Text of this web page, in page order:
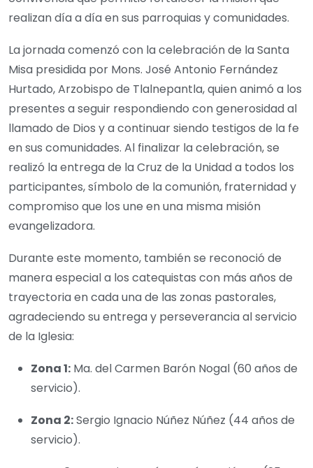
realizan día a día en sus parroquias y comunidades.
La jornada comenzó con la celebración de la Santa
Misa presidida por Mons. José Antonio Fernández
Hurtado, Arzobispo de Tlalnepantla, quien animó a los
presentes a seguir respondiendo con generosidad al
llamado de Dios y a continuar siendo testigos de la fe
en sus comunidades. Al finalizar la celebración, se
realizó la entrega de la Cruz de la Unidad a todos los
participantes, símbolo de la comunión, fraternidad y
compromiso que los une en una misma misión
evangelizadora.
Durante este momento, también se reconoció de
manera especial a los catequistas con más años de
trayectoria en cada una de las zonas pastorales,
agradeciendo su entrega y perseverancia al servicio
de la Iglesia:
Zona 1: Ma. del Carmen Barón Nogal (60 años de
servicio).
Zona 2:Sergio Ignacio Núñez Núñez (44 años de
servicio).